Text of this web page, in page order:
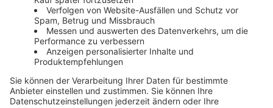
Themenwelten und Produktschulungen
Haufe Group